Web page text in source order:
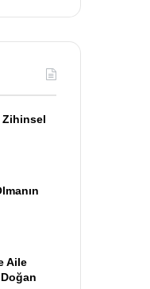
Zihinsel
Aile
Doğan